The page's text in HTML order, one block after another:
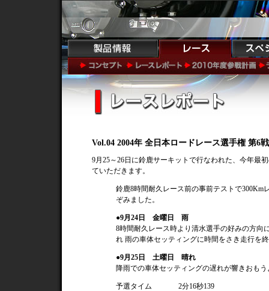
Vol.04 2004年 全日本ロードレース選手権 第6
9月25～26日に鈴鹿サーキットで行なわれた、今年最
ていただきます。
鈴鹿8時間耐久レース前の事前テストで300Km
ぞみました。
●9月24日 金曜日 雨
8時間耐久レース時より清水選手の好みの方向
れ 雨の車体セッティングに時間をさき走行を
●9月25日 土曜日 晴れ
降雨での車体セッティングの遅れが響きおも
予選タイム 2分16秒139